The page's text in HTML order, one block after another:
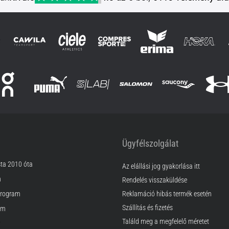
2010 óta
Ügyfélszolgálat
Az elállási jog gyakorlása itt
Rendelés visszaküldése
Reklamáció hibás termék esetén
Szállítás és fizetés
Találd meg a megfelelő méretet